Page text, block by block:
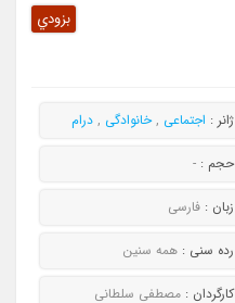
بزودي
ژانر : اجتماعی ,خانوادگی , درام
حجم : -
زبان : فارسی
رده سنی : همه سنین
کارگردان : مصطفی سلطانی